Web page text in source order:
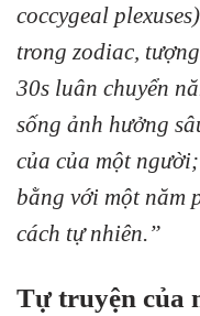
coccygeal
trong zodiac,
30s luân chuyển
sống ảnh hưởng
của của một
bằng với một năm
cách tự nhiên.”
Tự truyện của